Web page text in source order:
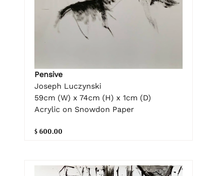
Pensive
Joseph Luczynski
59cm (W) x 74cm (H) x 1cm (D)
Acrylic on Snowdon Paper
$ 600.00